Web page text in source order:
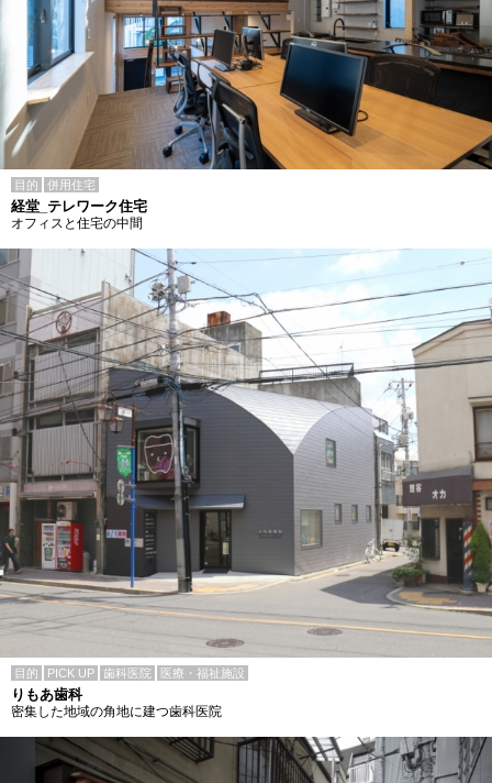
目的 併用住宅
経堂_テレワーク住宅
オフィスと住宅の中間
目的 PICK UP 歯科医院 医療・福祉施設
りもあ歯科
密集した地域の角地に建つ歯科医院